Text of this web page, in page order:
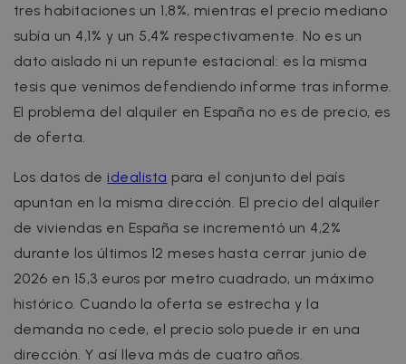
tres habitaciones un 1,8%, mientras el precio mediano
subía un 4,1% y un 5,4% respectivamente. No es un
dato aislado ni un repunte estacional: es la misma
tesis que venimos defendiendo informe tras informe.
El problema del alquiler en España no es de precio, es
de oferta.
Los datos de idealista para el conjunto del país
apuntan en la misma dirección. El precio del alquiler
de viviendas en España se incrementó un 4,2%
durante los últimos 12 meses hasta cerrar junio de
2026 en 15,3 euros por metro cuadrado, un máximo
histórico. Cuando la oferta se estrecha y la
demanda no cede, el precio solo puede ir en una
dirección. Y así lleva más de cuatro años.